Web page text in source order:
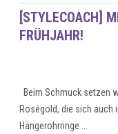
[STYLECOACH]
FRÜHJAHR!
Beim Schmuck setzen
Roségold, die sich auch
Hängerohrringe ...